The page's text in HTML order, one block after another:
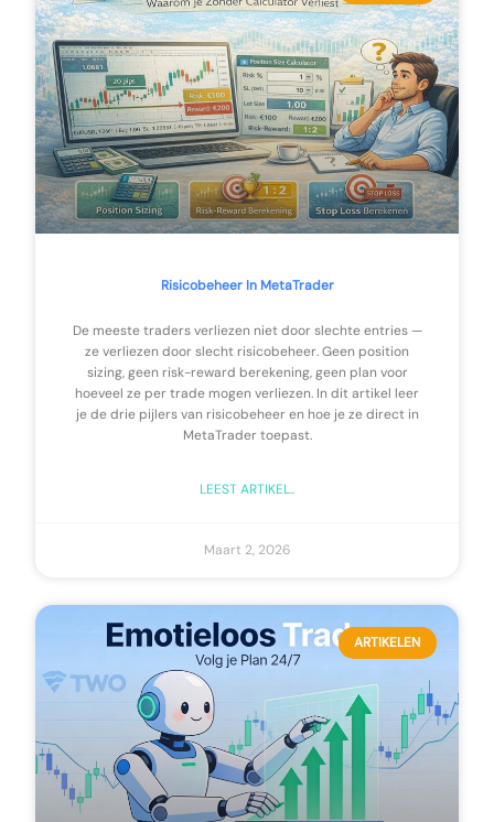
Risicobeheer In MetaTrader
De meeste traders verliezen niet door slechte entries —
ze verliezen door slecht risicobeheer. Geen position
sizing, geen risk-reward berekening, geen plan voor
hoeveel ze per trade mogen verliezen. In dit artikel leer
je de drie pijlers van risicobeheer en hoe je ze direct in
MetaTrader toepast.
LEEST ARTIKEL..
Maart 2, 2026
ARTIKELEN